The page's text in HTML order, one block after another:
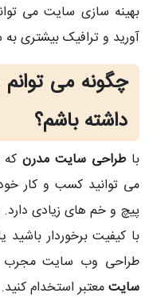
آورید و ترافیک بیشتری
چگونه می
داشته باشم؟
باطراحی سایت مدرنکه
می توانید کسب و کار
پیچ و خم های زیادی
با کیفیت برخوردار باشید
طراحی وب سایت مجرب
سایتمعتبر استخدام